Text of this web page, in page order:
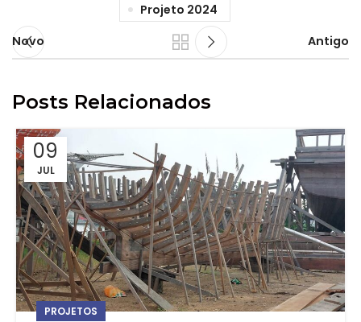
Projeto 2024
Novo
Antigo
Posts Relacionados
09
JUL
PROJETOS